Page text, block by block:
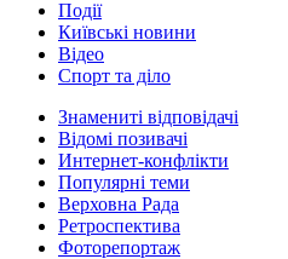
Події
Київські новини
Відео
Спорт та діло
Знамениті відповідачі
Відомі позивачі
Интернет-конфлікти
Популярні теми
Верховна Рада
Ретроспектива
Фоторепортаж